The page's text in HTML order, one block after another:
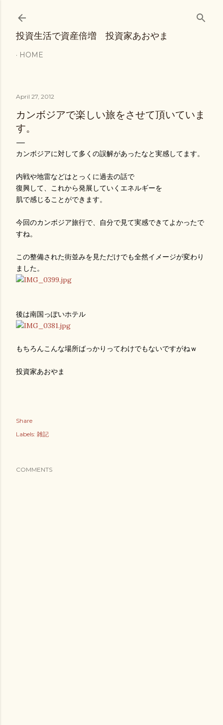
投資生活で資産倍増 投資家あおやま
HOME
April 27, 2012
カンボジアで楽しい旅をさせて頂いていま
す。
カンボジアに対して多くの誤解があったなと実感してます。
内戦や地雷などはとっくに過去の話で
復興して、これから発展していくエネルギーを
肌で感じることができます。
今回のカンボジア旅行で、自分で見て実感できてよかったで
すね。
この整備された街並みを見ただけでも全然イメージが変わり
ました。
後は南国っぽいホテル
もちろんこんな場所ばっかりってわけでもないですがねｗ
投資家あおやま
Share
Labels: 雑記
COMMENTS